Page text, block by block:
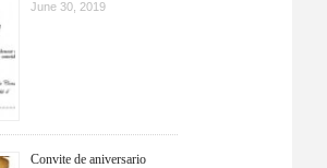
June 30, 2019
Convite de aniversario